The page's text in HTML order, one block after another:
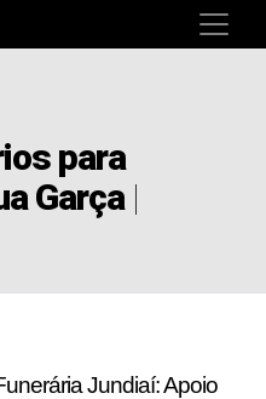
para
Garça |
Jundiaí: Apoio